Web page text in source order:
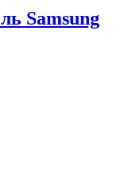
Samsung